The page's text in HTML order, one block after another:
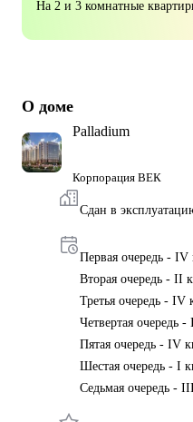
На 2 и 3 комнатные
О доме
Palladium
Корпорация ВЕК
Сдан в
Первая очередь - IV
Вторая очередь - II
Третья очередь - IV
Четвертая очередь -
Пятая очередь - IV
Шестая очередь - I
Седьмая очередь -